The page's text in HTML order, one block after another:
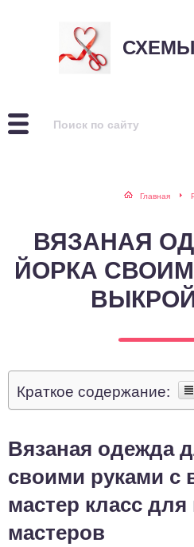
Главная
ВЯЗАНАЯ
ЙОРКА
Краткое содержание:
Вязаная одежда
своими руками с
мастер класс
мастеров